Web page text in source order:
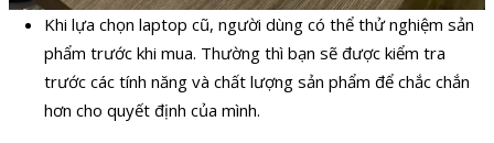
Khi lựa chọn laptop cũ, người dùng có thể thử nghiệm sản
phẩm trước khi mua. Thường thì bạn sẽ được kiểm tra
trước các tính năng và chất lượng sản phẩm để chắc chắn
hơn cho quyết định của mình.